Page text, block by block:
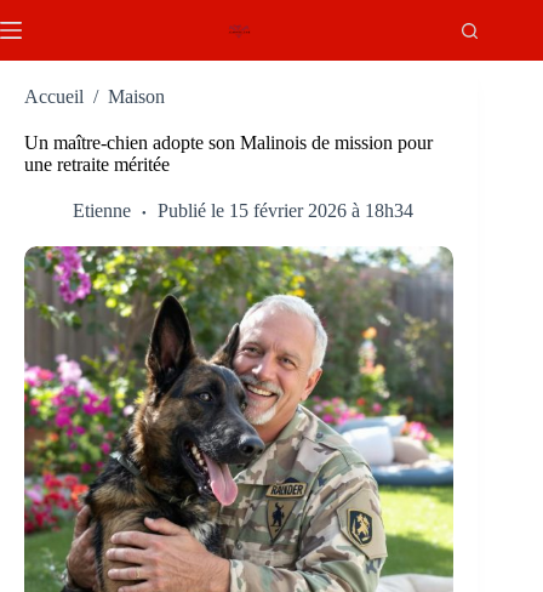
au
Accueil / Maison
Un maître-chien adopte son Malinois de mission pour
une retraite méritée
Etienne Publié le 15 février 2026 à 18h34